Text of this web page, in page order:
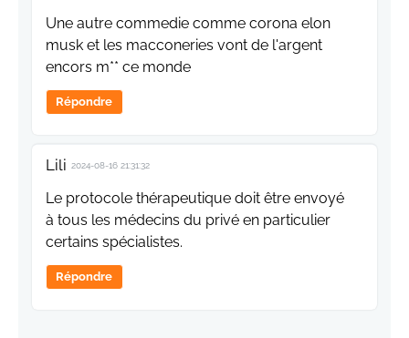
Une autre commedie comme corona elon
musk et les macconeries vont de l'argent
encors m** ce monde
Répondre
Lili 2024-08-16 21:31:32
Le protocole thérapeutique doit être envoyé
à tous les médecins du privé en particulier
certains spécialistes.
Répondre